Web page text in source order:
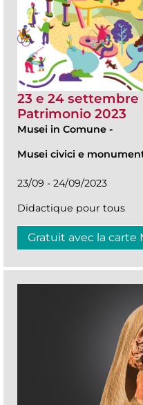
23 e 24 settembre
Patrimonio 2023
Musei in Comune -
Musei civici e
23/09 - 24/09/2023
Didactique pour tous
Gratuit avec la carte